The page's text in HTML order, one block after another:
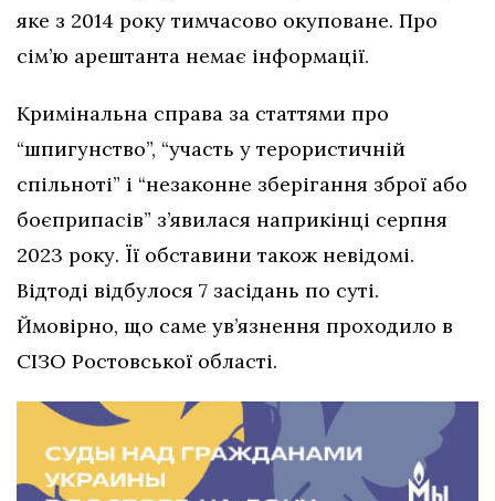
яке з 2014 року тимчасово окуповане. Про
сім’ю арештанта немає інформації.
Кримінальна справа за статтями про
“шпигунство”, “участь у терористичній
спільноті” і “незаконне зберігання зброї або
боєприпасів” з’явилася наприкінці серпня
2023 року. Її обставини також невідомі.
Відтоді відбулося 7 засідань по суті.
Ймовірно, що саме ув’язнення проходило в
СІЗО Ростовської області.